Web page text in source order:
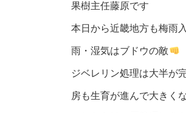
果樹主任藤原です
本日から近畿地方も梅雨
雨・湿気はブドウの敵
ジベレリン処理は大半が
房も生育が進んで大きく